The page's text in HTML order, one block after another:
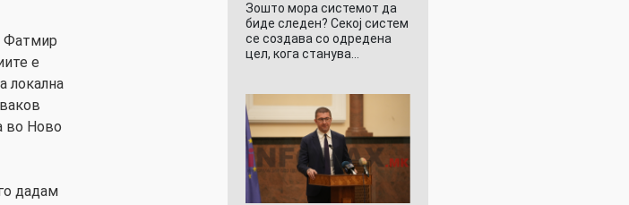
Фатмир
е
локална
во Ново
дадам
Зошто мора системот да
биде следен? Секој систем
се создава со одредена
цел, кога станува…